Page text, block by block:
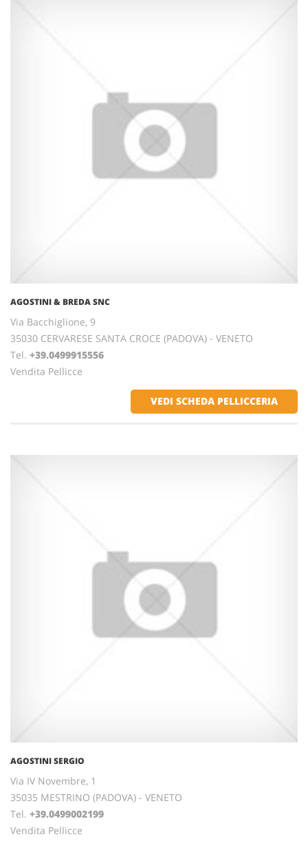
AGOSTINI & BREDA SNC
Via Bacchiglione, 9
35030 CERVARESE SANTA CROCE (PADOVA) - VENETO
Tel. +39.0499915556
Vendita Pellicce
VEDI SCHEDA PELLICCERIA
AGOSTINI SERGIO
Via IV Novembre, 1
35035 MESTRINO (PADOVA) - VENETO
Tel. +39.0499002199
Vendita Pellicce